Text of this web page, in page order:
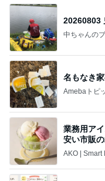
中ちゃんの
名もなき
Amebaトピ
業務用ア
安い市販
トレ
AKO | Smart